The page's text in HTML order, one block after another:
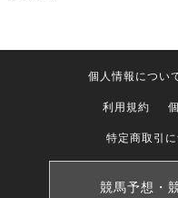
個人情報につい
利用規約
特定商取引
競馬予想・